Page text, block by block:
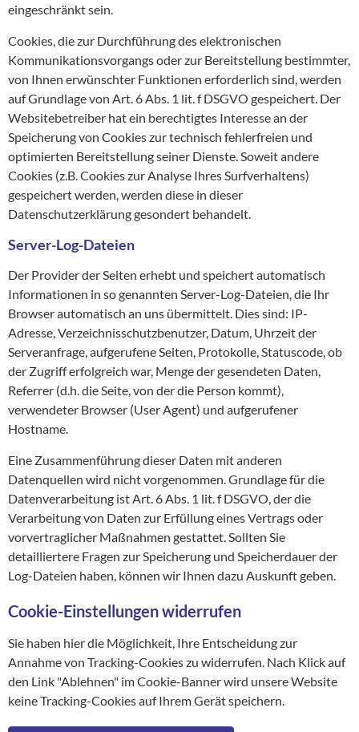
eingeschränkt sein.
Cookies, die zur Durchführung des elektronischen
Kommunikationsvorgangs oder zur Bereitstellung bestimmter,
von Ihnen erwünschter Funktionen erforderlich sind, werden
auf Grundlage von Art. 6 Abs. 1 lit. f DSGVO gespeichert. Der
Websitebetreiber hat ein berechtigtes Interesse an der
Speicherung von Cookies zur technisch fehlerfreien und
optimierten Bereitstellung seiner Dienste. Soweit andere
Cookies (z.B. Cookies zur Analyse Ihres Surfverhaltens)
gespeichert werden, werden diese in dieser
Datenschutzerklärung gesondert behandelt.
Server-Log-Dateien
Der Provider der Seiten erhebt und speichert automatisch
Informationen in so genannten Server-Log-Dateien, die Ihr
Browser automatisch an uns übermittelt. Dies sind: IP-
Adresse, Verzeichnisschutzbenutzer, Datum, Uhrzeit der
Serveranfrage, aufgerufene Seiten, Protokolle, Statuscode, ob
der Zugriff erfolgreich war, Menge der gesendeten Daten,
Referrer (d.h. die Seite, von der die Person kommt),
verwendeter Browser (User Agent) und aufgerufener
Hostname.
Eine Zusammenführung dieser Daten mit anderen
Datenquellen wird nicht vorgenommen. Grundlage für die
Datenverarbeitung ist Art. 6 Abs. 1 lit. f DSGVO, der die
Verarbeitung von Daten zur Erfüllung eines Vertrags oder
vorvertraglicher Maßnahmen gestattet. Sollten Sie
detailliertere Fragen zur Speicherung und Speicherdauer der
Log-Dateien haben, können wir Ihnen dazu Auskunft geben.
Cookie-Einstellungen widerrufen
Sie haben hier die Möglichkeit, Ihre Entscheidung zur
Annahme von Tracking-Cookies zu widerrufen. Nach Klick auf
den Link "Ablehnen" im Cookie-Banner wird unsere Website
keine Tracking-Cookies auf Ihrem Gerät speichern.